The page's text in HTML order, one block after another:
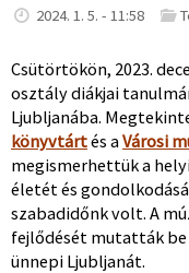
2024. 1. 5. - 11:58
Csütörtökön, 2023.
osztály diákjai
Ljubljanába.
könyvtártés aVárosi
megismerhettük a
életét és
szabadidőnk volt. A
fejlődését mutatták be
ünnepi Ljubljanát.